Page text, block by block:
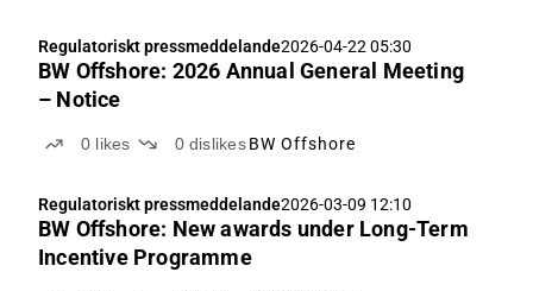
Regulatoriskt pressmeddelande2026-04-22 05:30
BW Offshore: 2026 Annual General Meeting
– Notice
0 likes 0 dislikes BW Offshore
Regulatoriskt pressmeddelande2026-03-09 12:10
BW Offshore: New awards under Long-Term
Incentive Programme